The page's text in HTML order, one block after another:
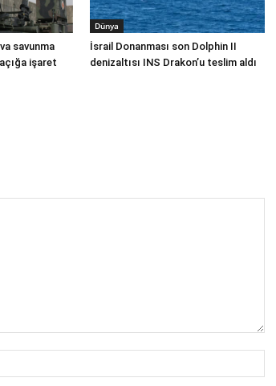
savunma
işaret
Dünya
İsrail Donanması son Dolphin II
denizaltısı INS Drakon’u teslim aldı